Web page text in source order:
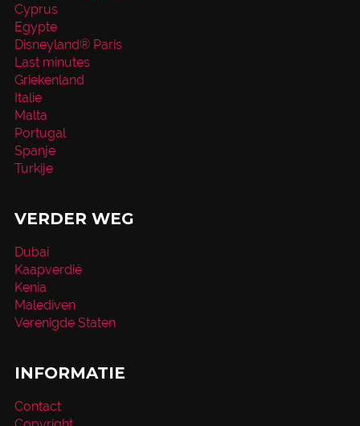
Cyprus
Egypte
Disneyland® Paris
Last minutes
Griekenland
Italie
Malta
Portugal
Spanje
Turkije
VERDER WEG
Dubai
Kaapverdië
Kenia
Malediven
Verenigde Staten
INFORMATIE
Contact